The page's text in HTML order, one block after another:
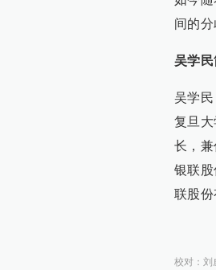
间的
吴学民
吴学民
复旦
长，
银联
联股份
校对： 刘